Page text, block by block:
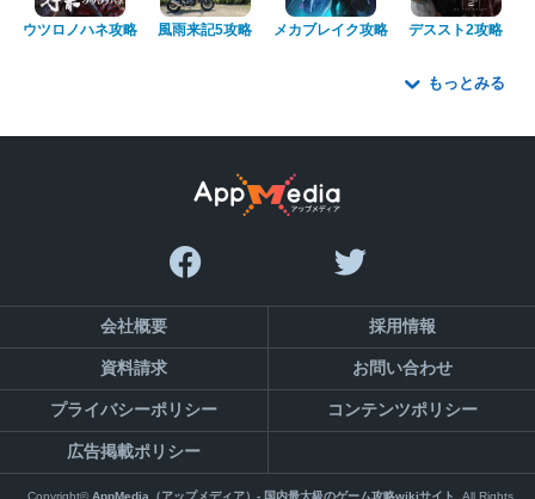
ウツロノハネ攻略 風雨来記5攻略 メカブレイク攻略 デススト2攻略
もっとみる
会社概要 採用情報
資料請求 お問い合わせ
プライバシーポリシー コンテンツポリシー
広告掲載ポリシー
Copyright©AppMedia（アップメディア）- 国内最大級のゲーム攻略wikiサイト ,All Rights